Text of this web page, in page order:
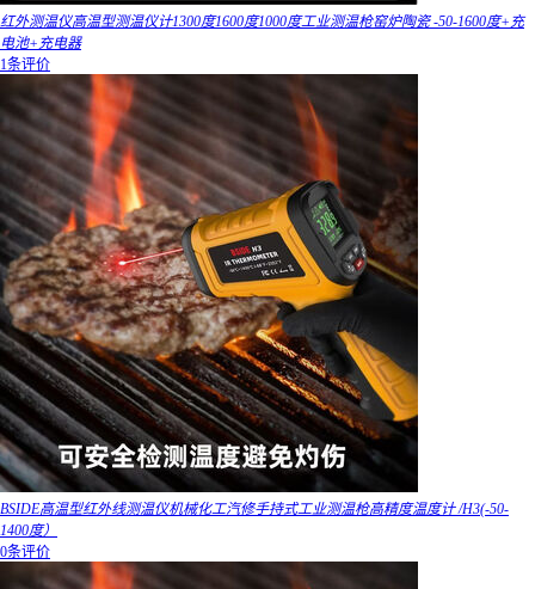
红外测温仪高温型测温仪计1300度1600度1000度工业测温枪窑炉陶瓷 -50-1600度+充
电池+充电器
1条评价
BSIDE高温型红外线测温仪机械化工汽修手持式工业测温枪高精度温度计 /H3(-50-
1400度）
0条评价